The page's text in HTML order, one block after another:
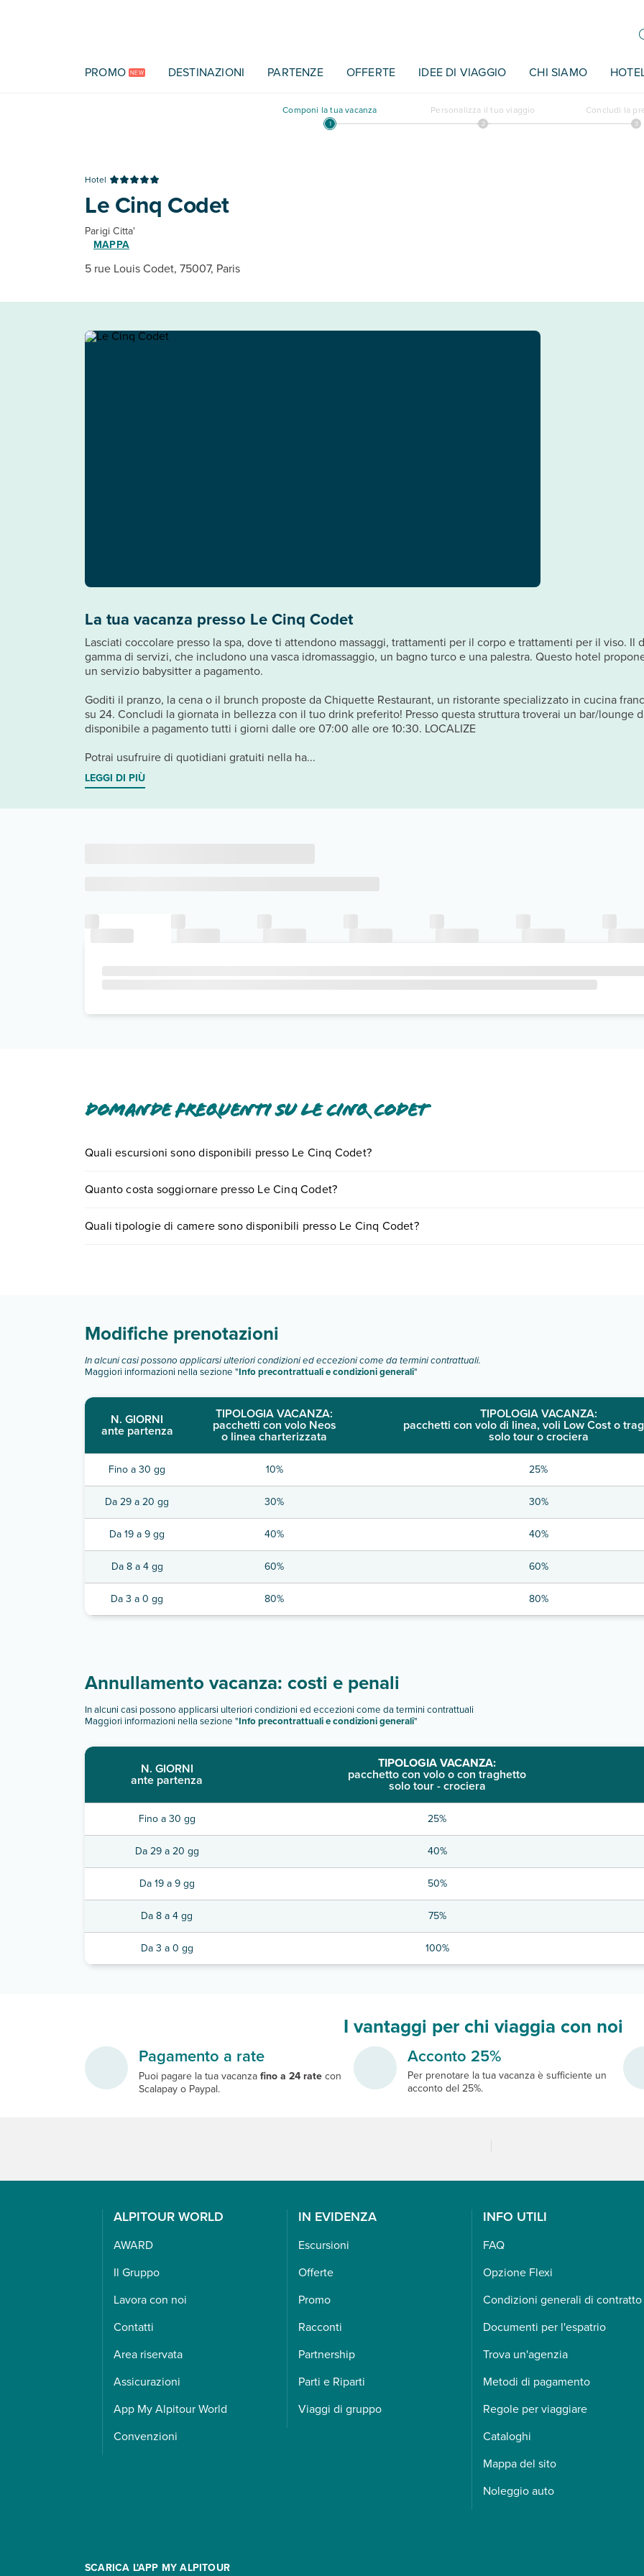
PROMO NEW DESTINAZIONI PARTENZE OFFERTE IDEE DI VIAGGIO CHI SIAMO
Componi la tua vacanza Personalizza il tuo viaggio Concludi la
Hotel
Le Cinq Codet
Parigi Citta'
MAPPA
5 rue Louis Codet, 75007, Paris
La tua vacanza presso Le Cinq Codet
Lasciati coccolare presso la spa, dove ti attendono massaggi, trattamenti per il corpo e trattamenti per il viso. Il
gamma di servizi, che includono una vasca idromassaggio, un bagno turco e una palestra. Questo hotel
un servizio babysitter a pagamento.
Goditi il pranzo, la cena o il brunch proposte da Chiquette Restaurant, un ristorante specializzato in cucina
su 24. Concludi la giornata in bellezza con il tuo drink preferito! Presso questa struttura troverai un bar/lounge
disponibile a pagamento tutti i giorni dalle ore 07:00 alle ore 10:30. LOCALIZE
Potrai usufruire di quotidiani gratuiti nella ha...
LEGGI DI PIÙ
Domande frequenti su Le Cinq Codet
Quali escursioni sono disponibili presso Le Cinq Codet?
0721.17231 oprenotando un appuntamento.
Quanto costa soggiornare presso Le Cinq Codet?
partire.
Quali tipologie di camere sono disponibili presso Le Cinq Codet?
Modifiche prenotazioni
In alcuni casi possono applicarsi ulteriori condizioni ed eccezioni come da termini contrattuali.
Maggiori informazioni nella sezione "Info precontrattuali e condizioni generali"
N. GIORNI
ante partenza
TIPOLOGIA VACANZA:
pacchetti con volo Neos
o linea charterizzata
TIPOLOGIA VACANZA:
pacchetti con volo di linea, voli Low Cost o
solo tour o crociera
Fino a 30 gg 10% 25%
Da 29 a 20 gg 30% 30%
Da 19 a 9 gg 40% 40%
Da 8 a 4 gg 60% 60%
Da 3 a 0 gg 80% 80%
Annullamento vacanza: costi e penali
In alcuni casi possono applicarsi ulteriori condizioni ed eccezioni come da termini contrattuali
Maggiori informazioni nella sezione "Info precontrattuali e condizioni generali"
N. GIORNI
ante partenza
TIPOLOGIA VACANZA:
pacchetto con volo o con traghetto
solo tour - crociera
Fino a 30 gg 25%
Da 29 a 20 gg 40%
Da 19 a 9 gg 50%
Da 8 a 4 gg 75%
Da 3 a 0 gg 100%
I vantaggi per chi viaggia con noi
Pagamento a rate
Puoi pagare la tua vacanza fino a 24 rate con
Scalapay o Paypal.
Acconto 25%
Per prenotare la tua vacanza è sufficiente un
acconto del 25%.
ALPITOUR WORLD
AWARD
Il Gruppo
Lavora con noi
Contatti
Area riservata
Assicurazioni
App My Alpitour World
Convenzioni
IN EVIDENZA
Escursioni
Offerte
Promo
Racconti
Partnership
Parti e Riparti
Viaggi di gruppo
INFO UTILI
FAQ
Opzione Flexi
Condizioni generali di contratto
Documenti per l'espatrio
Trova un'agenzia
Metodi di pagamento
Regole per viaggiare
Cataloghi
Mappa del sito
Noleggio auto
SCARICA L'APP MY ALPITOUR